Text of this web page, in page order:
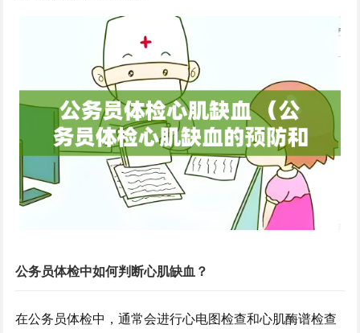
公务员体检中如何判断心肌缺血？
在公务员体检中，通常会进行心电图检查和心肌酶谱检查